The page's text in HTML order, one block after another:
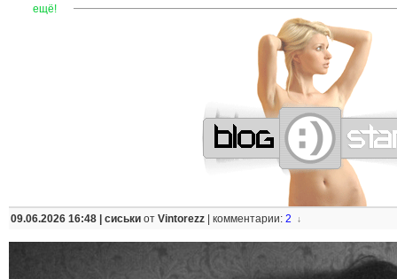
ещё! ——————————————————————
09.06.2026 16:48 | сиськи от Vintorezz комментарии: 2 ↓